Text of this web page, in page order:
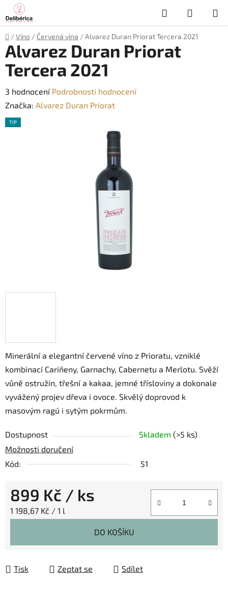
Přejít
na
obsah
Hledat
KOŠÍK
Domů
/Víno / Červená vína /Alvarez Duran Priorat Tercera 2021
Minerální a elegantní červené víno z Prioratu, vzniklé
kombinací Cariñeny, Garnachy, Cabernetu a Merlotu. Svěží
vůně ostružin, třešní a kakaa, jemné třísloviny a dokonale
vyvážený projev dřeva i ovoce. Skvělý doprovod k
masovým ragú i sytým pokrmům.
Dostupnost Skladem (>5 ks)
Možnosti doručení
Kód:
51
899 Kč / ks
Měrná cena:
1 198,67 Kč / 1 l
DO KOŠÍKU
Tisk Zeptat se Sdílet
Alvarez Duran Priorat
Tercera 2021
Průměrné
hodnocení
produktu
3 hodnocení Podrobnosti hodnocení
Značka: Alvarez Duran Priorat
TIP